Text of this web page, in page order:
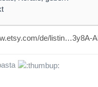
de/listin…3y8A-